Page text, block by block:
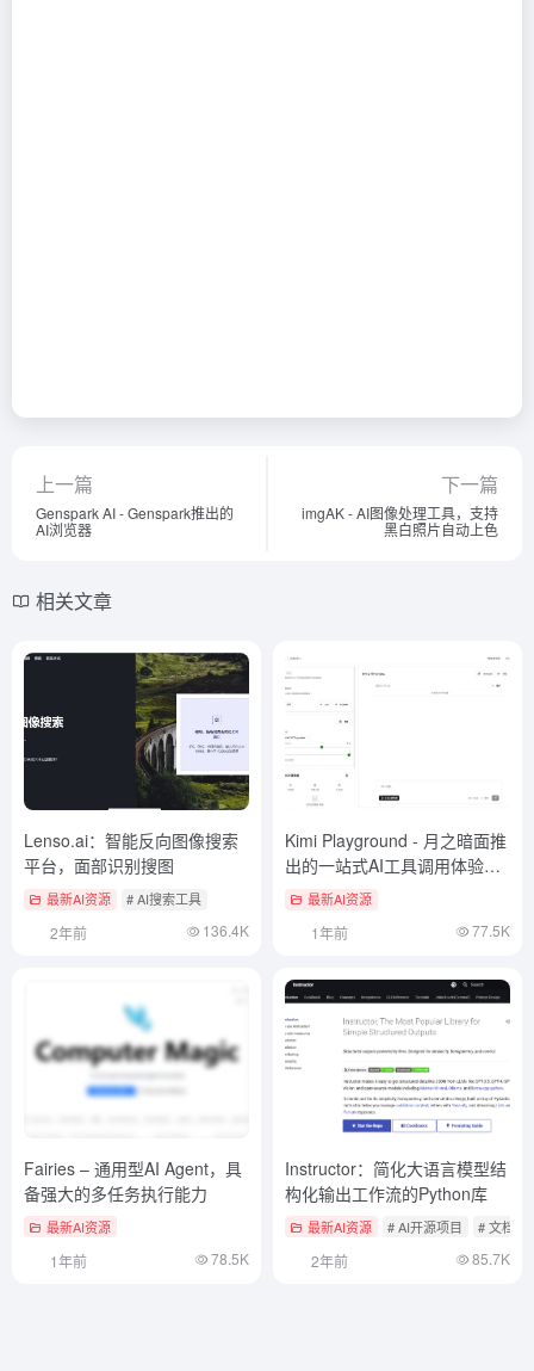
上一篇
Genspark AI - Genspark推出的
AI浏览器
下一篇
imgAK - AI图像处理工具，支持
黑白照片自动上色
相关文章
Lenso.ai：智能反向图像搜索
平台，面部识别搜图
最新AI资源 # AI搜索工具
2年前 136.4K
Kimi Playground - 月之暗面推
出的一站式AI工具调用体验平
台 最新AI资源
1年前 77.5K
Fairies – 通用型AI Agent，具
备强大的多任务执行能力
最新AI资源
1年前 78.5K
Instructor：简化大语言模型结
构化输出工作流的Python库
最新AI资源 # AI开源项目 # 文档提
2年前 85.7K